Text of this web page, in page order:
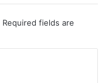
Required fields are